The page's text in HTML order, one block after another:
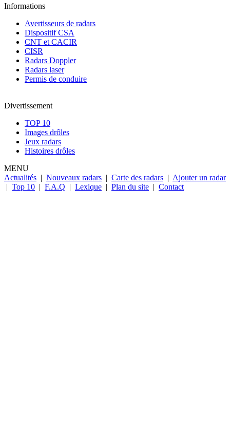
Informations
Avertisseurs de radars
Dispositif CSA
CNT et CACIR
CISR
Radars Doppler
Radars laser
Permis de conduire
Divertissement
TOP 10
Images drôles
Jeux radars
Histoires drôles
MENU
Actualités | Nouveaux radars | Carte des radars | Ajouter un radar
| Top 10 | F.A.Q | Lexique | Plan du site | Contact